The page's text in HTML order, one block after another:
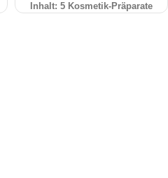
Inhalt: 5 Kosmetik-Präparate